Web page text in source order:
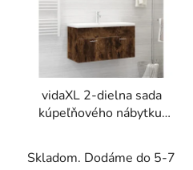
vidaXL 2-dielna sada
kúpeľňového nábytku,
drevo
Skladom. Dodáme do 5-7